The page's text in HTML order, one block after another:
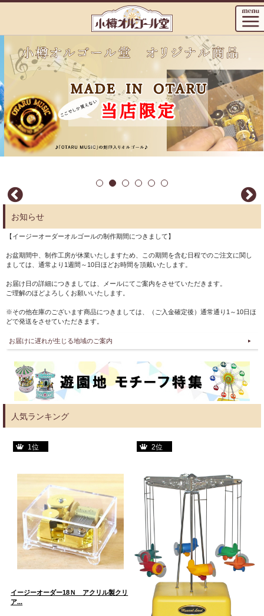
お知らせ
【イージーオーダーオルゴールの制作期間につきまして】
お盆期間中、制作工房が休業いたしますため、この期間を含む日程でのご注文に関し
ましては、通常より1週間～10日ほどお時間を頂戴いたします。
お届け日の詳細につきましては、メールにてご案内をさせていただきます。
ご理解のほどよろしくお願いいたします。
※その他在庫のございます商品につきましては、（ご入金確定後）通常通り1～10日ほ
どで発送をさせていただきます。
お届けに遅れが生じる地域のご案内
人気ランキング
1位
イージーオーダー18Ｎ アクリル製クリ
ア...
2位